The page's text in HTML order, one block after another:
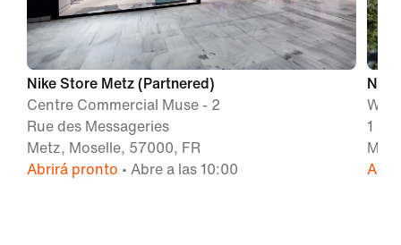
Nike Store Metz (Partnered)
Centre Commercial Muse - 2
Rue des Messageries
Metz, Moselle, 57000, FR
Abrirá pronto • Abre a las 10:00
1